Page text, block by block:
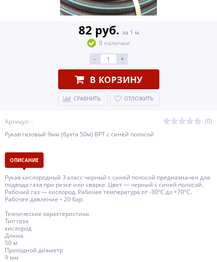
Артикул: -
(0)
Рукав газовый 9мм (бухта 50м) ВРТ с синей полосой
82 руб. за 1 м
В наличии
-
+
В КОРЗИНУ
СРАВНИТЬ ОТЛОЖИТЬ
ОПИСАНИЕ
Рукав кислородный 3 класс черный с синей полосой предназначен для
подвода газа при резке или сварке. Цвет — черный с синей полосой.
Рабочий газ — кислород. Рабочая температура от -30ºС до +70ºС.
Рабочее давление – 20 бар.
Технические характеристики
Тип газа
кислород
Длина
50 м
Проходной диаметр
9 мм